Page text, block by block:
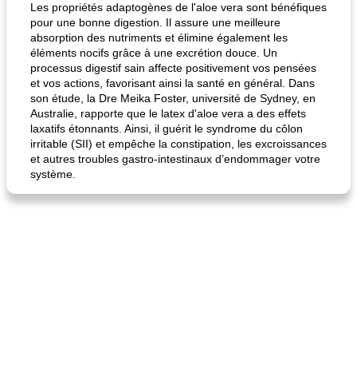
quinoa petit déjeuner méditerranéen
Les propriétés adaptogènes de l'aloe vera sont bénéfiques
pour une bonne digestion. Il assure une meilleure
absorption des nutriments et élimine également les
éléments nocifs grâce à une excrétion douce. Un
processus digestif sain affecte positivement vos pensées
et vos actions, favorisant ainsi la santé en général. Dans
son étude, la Dre Meika Foster, université de Sydney, en
Australie, rapporte que le latex d'aloe vera a des effets
laxatifs étonnants. Ainsi, il guérit le syndrome du côlon
irritable (SII) et empêche la constipation, les excroissances
et autres troubles gastro-intestinaux d’endommager votre
système.